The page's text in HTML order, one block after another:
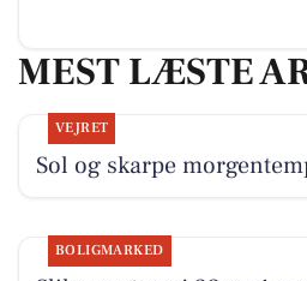
MEST LÆSTE
VEJRET
Sol og skarpe
BOLIGMARKED